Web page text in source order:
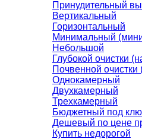
Принудительный
Вертикальный
Горизонтальный
Минимальный
Небольшой
Глубокой очистки
Почвенной очистки
Однокамерный
Двухкамерный
Трехкамерный
Бюджетный под
Дешевый по цене
Купить недорогой